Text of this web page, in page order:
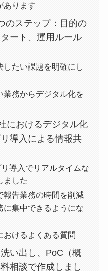
あります
のステップ：目的の
ート、運用ルール
したい課題を明確にし
業務からデジタル化を
におけるデジタル化
導入による情報共
導入でリアルタイムな
ました
報告業務の時間を削減
に集中できるようにな
おけるよくある質問
い出し、PoC（概
相談で作成しまし